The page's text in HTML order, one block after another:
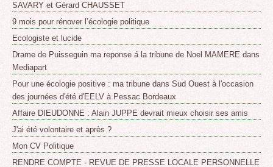
SAVARY et Gérard CHAUSSET
9 mois pour rénover l’écologie politique
Ecologiste et lucide
Drame de Puisseguin ma reponse á la tribune de Noel MAMERE dans
Mediapart
Pour une écologie positive : ma tribune dans Sud Ouest à l'occasion
des journées d'été d'EELV à Pessac Bordeaux
Affaire DIEUDONNE : Alain JUPPE devrait mieux choisir ses amis
J'ai été volontaire et après ?
Mon CV Politique
RENDRE COMPTE - REVUE DE PRESSE LOCALE PERSONNELLE